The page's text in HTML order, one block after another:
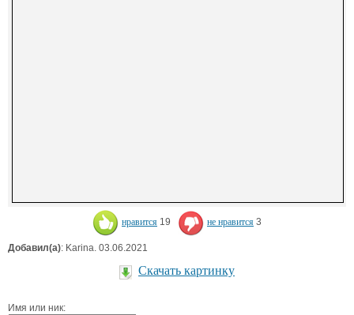
нравится 19 не нравится 3
Добавил(а): Karina. 03.06.2021
Скачать картинку
Имя или ник: